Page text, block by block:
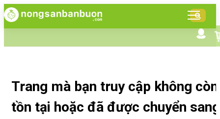
MỤC
Trang mà bạn truy cập không còn
tồn tại hoặc đã được chuyển sang